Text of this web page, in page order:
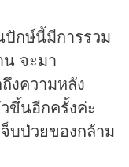
กษ์นี้มีการรวม
จะมา
งความหลัง
ขึ้นอีกครั้งค่ะ
บป่วยของกล้าม